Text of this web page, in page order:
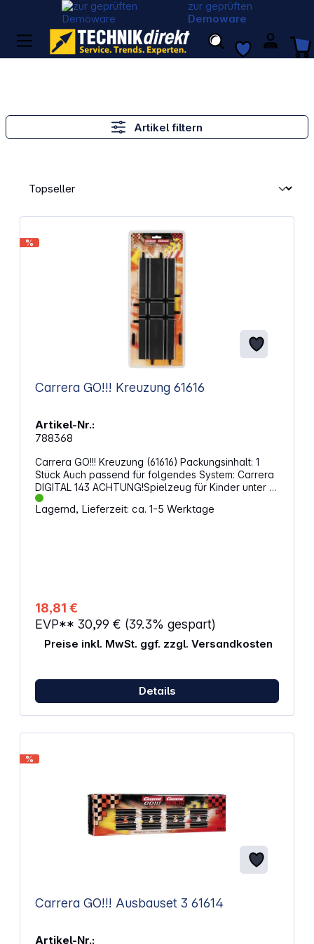
zur geprüften
Demoware
Artikel filtern
%
Carrera GO!!! Kreuzung 61616
Artikel-Nr.:
788368
Carrera GO!!! Kreuzung (61616) Packungsinhalt: 1
Stück Auch passend für folgendes System: Carrera
DIGITAL 143 ACHTUNG!Spielzeug für Kinder unter 3
Jahren nicht geeignet. Erstickungsgefahr wegen
verschluckbarer Kleinteile.Funktionsbedingte
Lagernd, Lieferzeit: ca. 1-5 Werktage
18,81 €
EVP** 30,99 € (39.3% gespart)
Preise inkl. MwSt. ggf. zzgl. Versandkosten
Details
%
Carrera GO!!! Ausbauset 3 61614
Artikel-Nr.: